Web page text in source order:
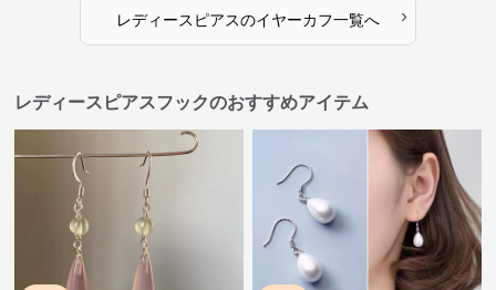
レディースピアスのイヤーカフ一覧へ ›
レディースピアスフックのおすすめアイテム